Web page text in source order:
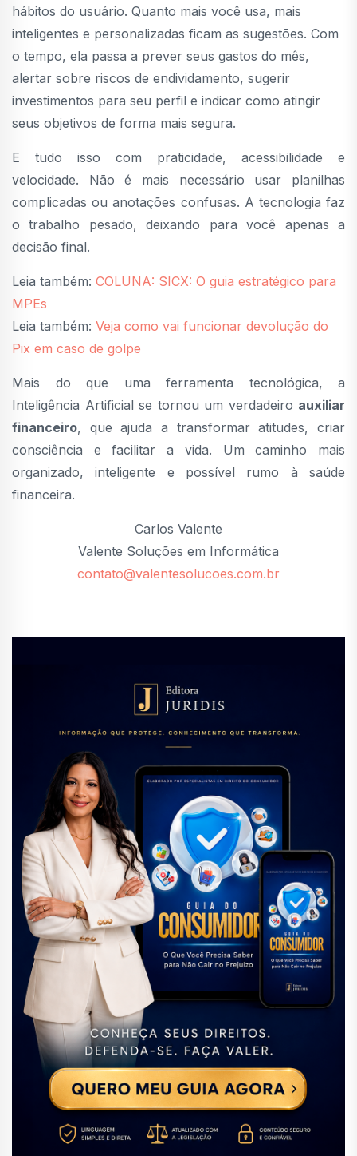
hábitos do usuário. Quanto mais você usa, mais
inteligentes e personalizadas ficam as sugestões. Com
o tempo, ela passa a prever seus gastos do mês,
alertar sobre riscos de endividamento, sugerir
investimentos para seu perfil e indicar como atingir
seus objetivos de forma mais segura.
E tudo isso com praticidade, acessibilidade e
velocidade. Não é mais necessário usar planilhas
complicadas ou anotações confusas. A tecnologia faz
o trabalho pesado, deixando para você apenas a
decisão final.
Leia também: COLUNA: SICX: O guia estratégico para
MPEs
Leia também: Veja como vai funcionar devolução do
Pix em caso de golpe
Mais do que uma ferramenta tecnológica, a
Inteligência Artificial se tornou um verdadeiro auxiliar
financeiro, que ajuda a transformar atitudes, criar
consciência e facilitar a vida. Um caminho mais
organizado, inteligente e possível rumo à saúde
financeira.
Carlos Valente
Valente Soluções em Informática
contato@valentesolucoes.com.br